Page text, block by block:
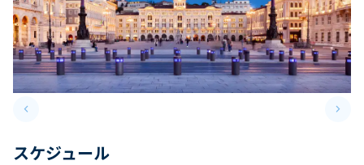
keyboard_arrow_leftPrevious slide keyboard_arrow_right
スケジュール